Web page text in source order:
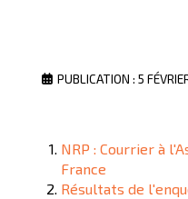
PUBLICATION : 5
NRP : Courrier à
France
Résultats de